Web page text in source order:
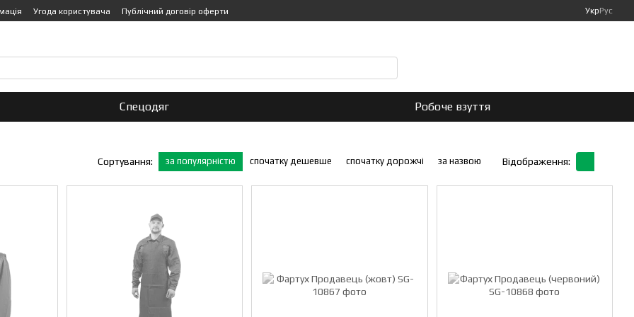
Угода користувача Публічний договір оферти УкрРус
Спецодяг Робоче взуття
Сортування: за популярністю спочатку дешевше спочатку дорожчі за назвою Відображення: